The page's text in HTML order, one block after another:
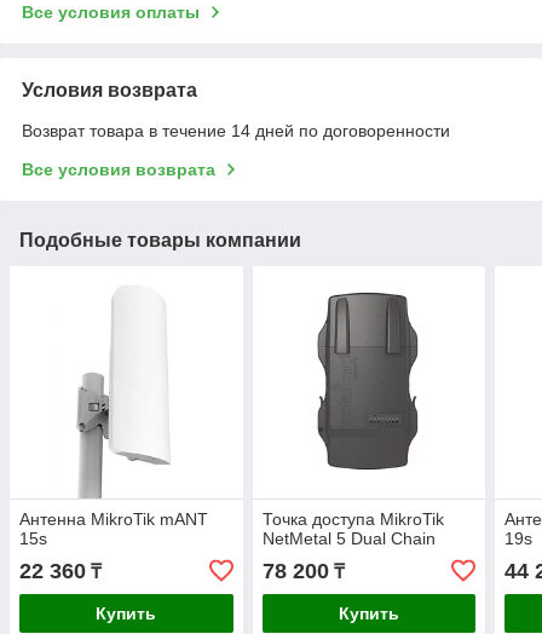
Все условия оплаты
Условия возврата
Возврат товара в течение 14 дней по договоренности
Все условия возврата
Подобные товары компании
Антенна MikroTik mANT
15s
22 360 ₸
Купить
Точка доступа MikroTik
NetMetal 5 Dual Chain
78 200₸
Купить
19s
44